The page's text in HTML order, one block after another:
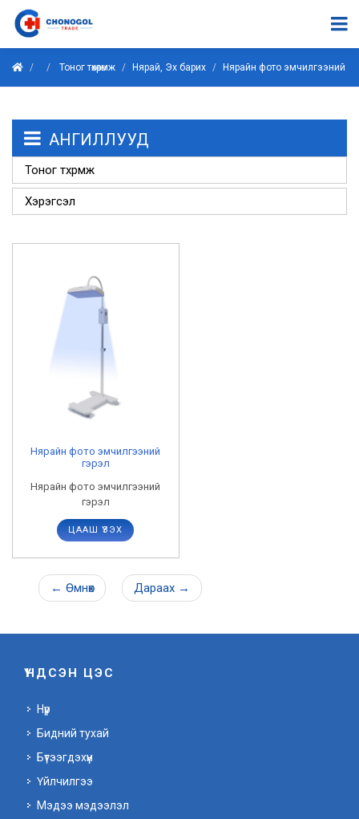
Тоног төхөөрөмж Нярай, Эх барих Нярайн фото эмчилгээний
АНГИЛЛУУД
Тоног төхөөрөмж
Хэрэгсэл
Нярайн фото эмчилгээний
гэрэл
Нярайн фото эмчилгээний
гэрэл
ЦААШ ҮЗЭХ
← Өмнөх Дараах →
ҮНДСЭН ЦЭС
Нүүр
Бидний тухай
Бүтээгдэхүүн
Үйлчилгээ
Мэдээ мэдээлэл